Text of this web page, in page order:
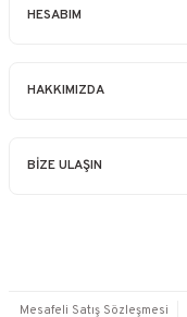
HESABIM
HAKKIMIZDA
BİZE ULAŞIN
Mesafeli Satış Sözleşmesi